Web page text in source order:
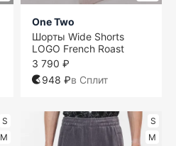
One Two
Шорты Wide Shorts
LOGO French Roast
3 790 ₽
948 ₽в Сплит
S
M
S
M